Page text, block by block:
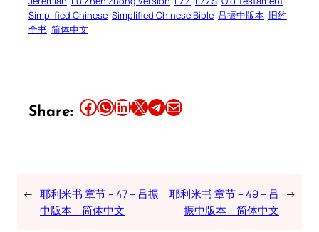
Simplified Chinese Simplified Chinese Bible 吕振中版本 旧约
全书 简体中文
Share: Share this article on Facebook Share this article on WhatsApp Share this article on LinkedIn Share this article on X Share this article on TelegramEmail this Article
← 耶利米书 章节 – 47 – 吕振
中版本 – 简体中文
耶利米书 章节 – 49 – 吕
振中版本 – 简体中文
→